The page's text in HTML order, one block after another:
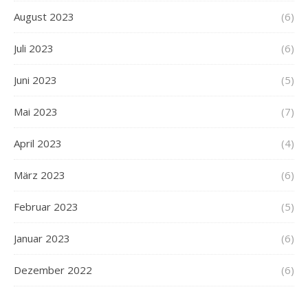
August 2023 (6)
Juli 2023 (6)
Juni 2023 (5)
Mai 2023 (7)
April 2023 (4)
März 2023 (6)
Februar 2023 (5)
Januar 2023 (6)
Dezember 2022 (6)